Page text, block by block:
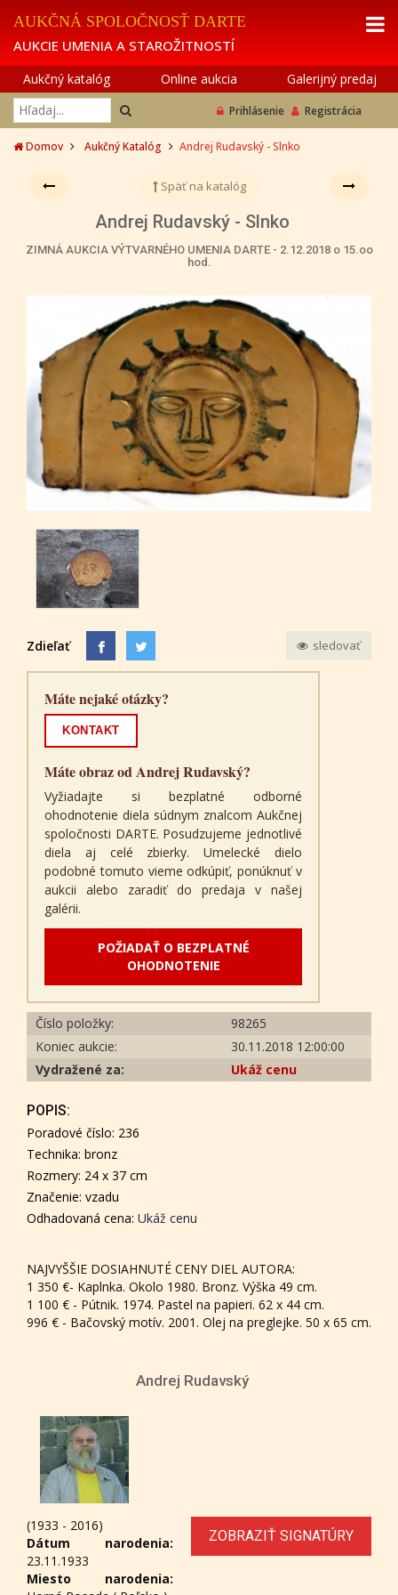
AUKČNÁ SPOLOČNOSŤ DARTE
AUKCIE UMENIA A STAROŽITNOSTÍ
Aukčný katalóg Online aukcia Galerijný predaj
Prihlásenie Registrácia
Domov Aukčný Katalóg Andrej Rudavský - Slnko
Späť na katalóg
Andrej Rudavský - Slnko
ZIMNÁ AUKCIA VÝTVARNÉHO UMENIA DARTE - 2.12.2018 o 15.oo
hod.
Zdieľať sledovať
Máte nejaké otázky?
KONTAKT
Máte obraz od Andrej Rudavský?
Vyžiadajte si bezplatné odborné
ohodnotenie diela súdnym znalcom Aukčnej
spoločnosti DARTE. Posudzujeme jednotlivé
diela aj celé zbierky. Umelecké dielo
podobné tomuto vieme odkúpiť, ponúknuť v
aukcii alebo zaradiť do predaja v našej
galérii.
POŽIADAŤ O BEZPLATNÉ
OHODNOTENIE
Číslo položky:
98265
Koniec aukcie:
30.11.2018 12:00:00
Vydražené za:
Ukáž cenu
POPIS:
Poradové číslo: 236
Technika: bronz
Rozmery: 24 x 37 cm
Značenie: vzadu
Odhadovaná cena: Ukáž cenu
NAJVYŠŠIE DOSIAHNUTÉ CENY DIEL AUTORA:
1 350 €- Kaplnka. Okolo 1980. Bronz. Výška 49 cm.
1 100 € - Pútnik. 1974. Pastel na papieri. 62 x 44 cm.
996 € - Bačovský motív. 2001. Olej na preglejke. 50 x 65 cm.
Andrej Rudavský
ZOBRAZIŤ SIGNATÚRY
(1933 - 2016)
Dátum narodenia:
23.11.1933
Miesto narodenia: